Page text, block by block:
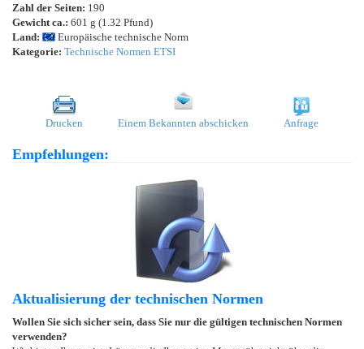
Zahl der Seiten: 190
Gewicht ca.: 601 g (1.32 Pfund)
Land:
Europäische technische Norm
Kategorie: Technische Normen ETSI
Drucken Einem Bekannten abschicken Anfrage
Empfehlungen:
Aktualisierung der technischen Normen
Wollen Sie sich sicher sein, dass Sie nur die gültigen technischen Normen
verwenden?